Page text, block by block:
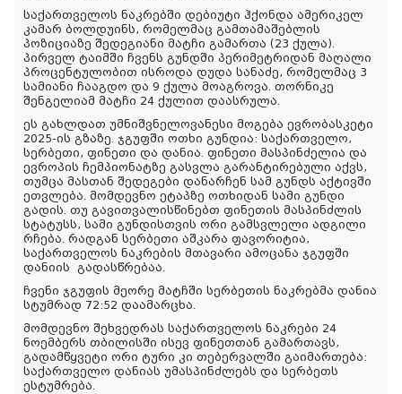
საქართველოს ნაკრებში დებიუტი ჰქონდა ამერიკელ
კამარ ბოლდუინს, რომელმაც გამთამაშებლის
პოზიციაზე შედეგიანი მატჩი გამართა (23 ქულა).
პირველ ტაიმში ჩვენს გუნდში პერიმეტრიდან მაღალი
პროცენტულობით ისროდა დუდა სანაძე, რომელმაც 3
სამიანი ჩააგდო და 9 ქულა მოაგროვა. თორნიკე
შენგელიამ მატჩი 24 ქულით დაასრულა.
ეს გახლდათ უმნიშვნელოვანესი მოგება ევრობასკეტი
2025-ის გზაზე. ჯგუფში ოთხი გუნდია: საქართველო,
სერბეთი, ფინეთი და დანია. ფინეთი მასპინძელია და
ევროპის ჩემპიონატზე გასვლა გარანტირებული აქვს,
თუმცა მასთან შედეგები დანარჩენ სამ გუნდს აქტივში
ეთვლება. მომდევნო ეტაპზე ოთხიდან სამი გუნდი
გადის. თუ გავითვალისწინებთ ფინეთის მასპინძლის
სტატუსს, სამი გუნდისთვის ორი გამსვლელი ადგილი
რჩება. რადგან სერბეთი აშკარა ფავორიტია,
საქართველოს ნაკრების მთავარი ამოცანა ჯგუფში
დანიის გადასწრებაა.
ჩვენი ჯგუფის მეორე მატჩში სერბეთის ნაკრებმა დანია
სტუმრად 72:52 დაამარცხა.
მომდევნო შეხვედრას საქართველოს ნაკრები 24
ნოემბერს თბილისში ისევ ფინეთთან გამართავს,
გადამწყვეტი ორი ტური კი თებერვალში გაიმართება:
საქართველო დანიას უმასპინძლებს და სერბეთს
ესტუმრება.